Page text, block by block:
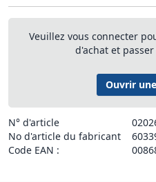
Veuillez vous connecter
d'achat et
Ouvrir
N° d'article
No d'article du fabricant
Code EAN :